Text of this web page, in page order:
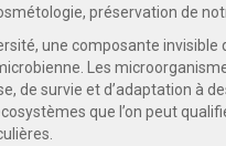
préservation de
une composante
Les
de survie et d’adaptation à
que l’on peut